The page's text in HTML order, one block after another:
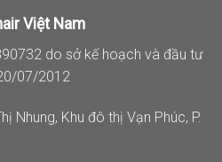
Việt Nam
do sở kế hoạch và đầu tư
07/2012
Nhung, Khu đô thị Vạn Phúc, P.